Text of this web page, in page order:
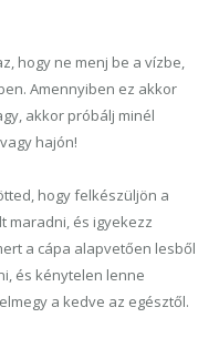
hogy ne menj be a vízbe,
Amennyiben ez akkor
akkor próbálj minél
hajón!
hogy felkészüljön a
maradni, és igyekezz
a cápa alapvetően lesből
és kénytelen lenne
a kedve az egésztől.